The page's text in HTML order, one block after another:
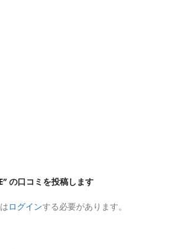
の口コミを投稿します
ログインする必要があります。